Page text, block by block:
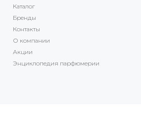
Каталог
Бренды
Контакты
О компании
Акции
Энциклопедия парфюмерии